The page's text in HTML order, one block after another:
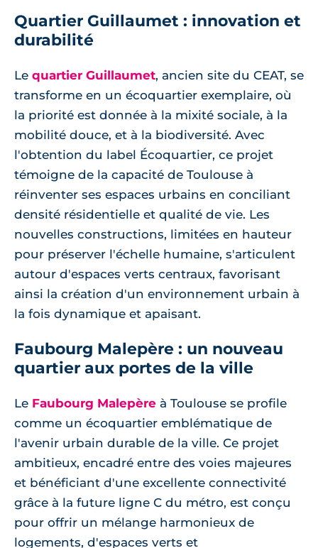
Quartier Guillaumet : innovation et
durabilité
Le quartier Guillaumet, ancien site du CEAT, se
transforme en un écoquartier exemplaire, où
la priorité est donnée à la mixité sociale, à la
mobilité douce, et à la biodiversité. Avec
l'obtention du label Écoquartier, ce projet
témoigne de la capacité de Toulouse à
réinventer ses espaces urbains en conciliant
densité résidentielle et qualité de vie. Les
nouvelles constructions, limitées en hauteur
pour préserver l'échelle humaine, s'articulent
autour d'espaces verts centraux, favorisant
ainsi la création d'un environnement urbain à
la fois dynamique et apaisant.
Faubourg Malepère : un nouveau
quartier aux portes de la ville
Le Faubourg Malepère à Toulouse se profile
comme un écoquartier emblématique de
l'avenir urbain durable de la ville. Ce projet
ambitieux, encadré entre des voies majeures
et bénéficiant d'une excellente connectivité
grâce à la future ligne C du métro, est conçu
pour offrir un mélange harmonieux de
logements, d'espaces verts et